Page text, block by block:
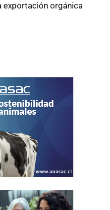
exportación orgánica